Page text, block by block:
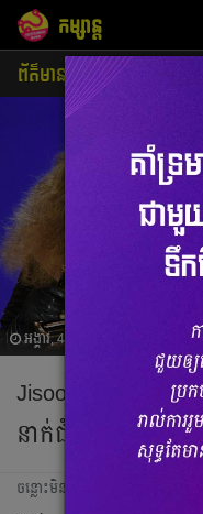
កម្សាន្ត
ព័ត៌មាន ជីវិតតារា
អង្គារ, 4 មករា 2022 02:17
Jisoo ទទួលសារអប
នាក់ជុំវិញពិភពលោក
ចន្លោះមិនឃើញ